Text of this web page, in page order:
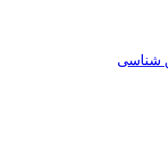
شناسی